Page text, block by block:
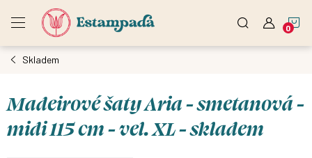
Skladem
Madeirové šaty Aria - smetanová -
midi 115 cm - vel. XL - skladem